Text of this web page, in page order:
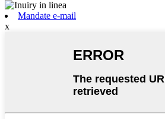
Mandate e-mail
x